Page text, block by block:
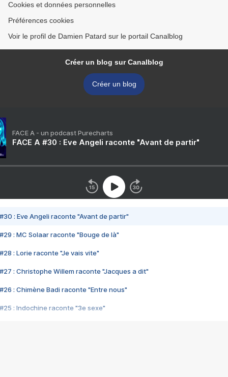
Cookies et données personnelles
Préférences cookies
Voir le profil de Damien Patard sur le portail Canalblog
Créer un blog sur Canalblog
Créer un blog
FACE A - un podcast Purecharts
FACE A #30 : Eve Angeli raconte "Avant de partir"
#30 : Eve Angeli raconte "Avant de partir"
#29 : MC Solaar raconte "Bouge de là"
#28 : Lorie raconte "Je vais vite"
#27 : Christophe Willem raconte "Jacques a dit"
#26 : Chimène Badi raconte "Entre nous"
#25 : Indochine raconte "3e sexe"